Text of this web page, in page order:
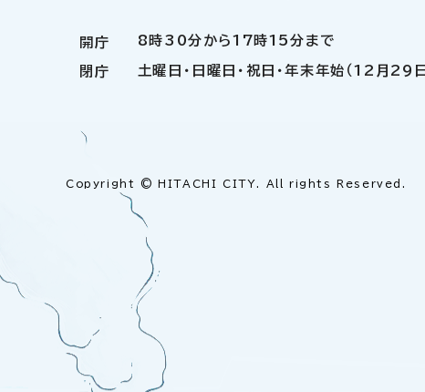
開庁 8時30分から17時15分まで
閉庁 土曜日・日曜日・祝日・年末年始（12月29
Copyright © HITACHI CITY. All rights Reserved.